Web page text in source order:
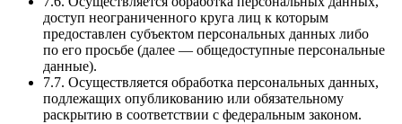
доступ неограниченного круга лиц к которым
предоставлен субъектом персональных данных либо
по его просьбе (далее — общедоступные персональные
данные).
7.7. Осуществляется обработка персональных данных,
подлежащих опубликованию или обязательному
раскрытию в соответствии с федеральным законом.